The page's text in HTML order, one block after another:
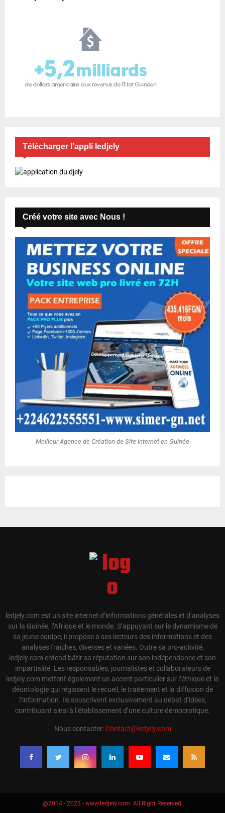
Télécharger l’appli ledjely
Créé votre site avec Nous !
Meilleur Agence de Création de Site Internet en Guinée
ledjely.com est un site internet d’informations générales et d’analyses
sur la Guinée, l’Afrique et le monde. S’appuyant sur le dynamisme de
sa jeune équipe, il propose à ses lecteurs des informations et des
analyses fraiches, diverses et variées. Outre sa pro-activité,
ledjely.com entend bâtir sa réputation sur son indépendance et son
impartialité. Les responsables, journalistes et collaborateurs de
ledjely.com mettent également un accent particulier sur l’éthique et la
déontologie qui régissent le recueil, le traitement et la diffusion de
l’information. Ils souscrivent exclusivement au débat d’idées,
contribuant ainsi à l’établissement d’une culture démocratique.
Nous contacter:Contact@ledjely.com
@2014 - 2023 - www.ledjely.com. All Right Reserved.